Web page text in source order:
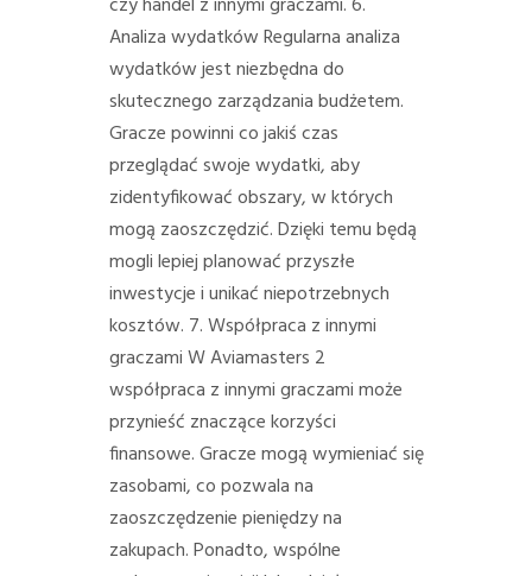
Analiza wydatków Regularna analiza
wydatków jest niezbędna do
skutecznego zarządzania budżetem.
Gracze powinni co jakiś czas
przeglądać swoje wydatki, aby
zidentyfikować obszary, w których
mogą zaoszczędzić. Dzięki temu będą
mogli lepiej planować przyszłe
inwestycje i unikać niepotrzebnych
kosztów. 7. Współpraca z innymi
graczami W Aviamasters 2
współpraca z innymi graczami może
przynieść znaczące korzyści
finansowe. Gracze mogą wymieniać się
zasobami, co pozwala na
zaoszczędzenie pieniędzy na
zakupach. Ponadto, wspólne